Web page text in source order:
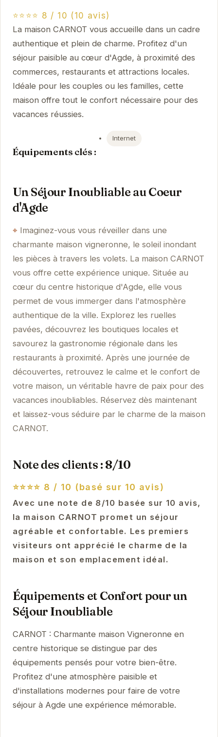
⭐⭐⭐⭐ 8 / 10 (10 avis)
La maison CARNOT vous accueille dans un cadre
authentique et plein de charme. Profitez d'un
séjour paisible au cœur d'Agde, à proximité des
commerces, restaurants et attractions locales.
Idéale pour les couples ou les familles, cette
maison offre tout le confort nécessaire pour des
vacances réussies.
Équipements clés :
Internet
Un Séjour Inoubliable au Coeur
d'Agde
Imaginez-vous vous réveiller dans une
charmante maison vigneronne, le soleil inondant
les pièces à travers les volets. La maison CARNOT
vous offre cette expérience unique. Située au
cœur du centre historique d'Agde, elle vous
permet de vous immerger dans l'atmosphère
authentique de la ville. Explorez les ruelles
pavées, découvrez les boutiques locales et
savourez la gastronomie régionale dans les
restaurants à proximité. Après une journée de
découvertes, retrouvez le calme et le confort de
votre maison, un véritable havre de paix pour des
vacances inoubliables. Réservez dès maintenant
et laissez-vous séduire par le charme de la maison
CARNOT.
Note des clients : 8/10
⭐⭐⭐⭐ 8 / 10 (basé sur 10 avis)
Avec une note de 8/10 basée sur 10 avis,
la maison CARNOT promet un séjour
agréable et confortable. Les premiers
visiteurs ont apprécié le charme de la
maison et son emplacement idéal.
Équipements et Confort pour un
Séjour Inoubliable
CARNOT : Charmante maison Vigneronne en
centre historique se distingue par des
équipements pensés pour votre bien-être.
Profitez d'une atmosphère paisible et
d'installations modernes pour faire de votre
séjour à Agde une expérience mémorable.